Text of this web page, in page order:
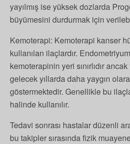
yayılmış ise yüksek dozlarda
büyümesini durdurmak için
Kemoterapi: Kemoterapi kanser
kullanılan ilaçlardır.
kemoterapinin yeri sınırlıdır
gelecek yıllarda daha yaygın
göstermektedir. Genellikle bu
halinde kullanılır.
Tedavi sonrası hastalar düzenli
bu takipler sırasında fizik